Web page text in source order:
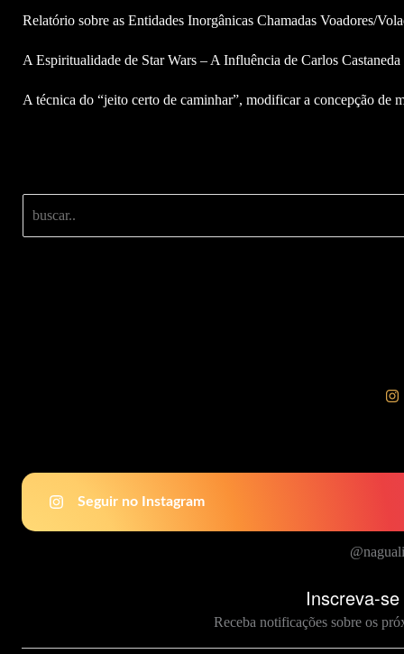
Relatório sobre as Entidades Inorgânicas Chamadas Voadores/
A Espiritualidade de Star Wars – A Influência de Carlos
A técnica do “jeito certo de caminhar”, modificar a concepção de
Buscar
Seguir no Instagram
Inscreva-
Receba notificações sobre os